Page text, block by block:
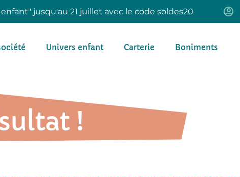
jusqu'au 21 juillet avec le code soldes20
Univers enfant Carterie Boniments
!